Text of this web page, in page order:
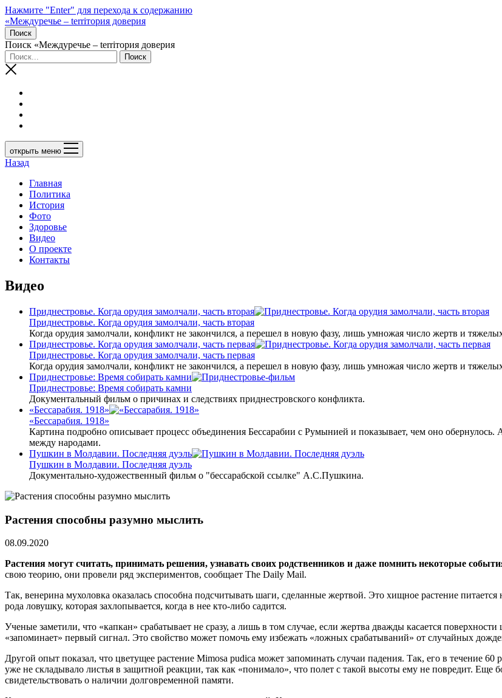
Нажмите "Enter" для перехода к содержанию
«Междуречье – terriтория доверия
Поиск
Поиск «Междуречье – terriтория доверия
открыть меню
Назад
Главная
Политика
История
Фото
Здоровье
Видео
О проекте
Контакты
Видео
Приднестровье. Когда орудия замолчали, часть вторая
Приднестровье. Когда орудия замолчали, часть вторая
Когда орудия замолчали, конфликт не закончился, а перешел в новую фазу, лишь умножая число жертв и
Приднестровье. Когда орудия замолчали, часть первая
Приднестровье. Когда орудия замолчали, часть первая
Когда орудия замолчали, конфликт не закончился, а перешел в новую фазу, лишь умножая число жертв и
Приднестровье: Время собирать камни
Приднестровье: Время собирать камни
Документальный фильм о причинах и следствиях приднестровского конфликта.
«Бессарабия. 1918»
«Бессарабия. 1918»
Картина подробно описывает процесс объединения Бессарабии с Румынией и показывает, чем оно
между народами.
Пушкин в Молдавии. Последняя дуэль
Пушкин в Молдавии. Последняя дуэль
Документально-художественный фильм о "бессарабской ссылке" А.С.Пушкина.
Растения способны разумно мыслить
08.09.2020
Растения могут считать, принимать решения, узнавать своих родственников и даже помнить некоторые
свою теорию, они провели ряд экспериментов, сообщает The Daily Mail.
Так, венерина мухоловка оказалась способна подсчитывать шаги, сделанные жертвой. Это хищное растение
рода ловушку, которая захлопывается, когда в нее кто-либо садится.
Ученые заметили, что «капкан» срабатывает не сразу, а лишь в том случае, если жертва дважды касается
«запоминает» первый сигнал. Это свойство может помочь ему избежать «ложных срабатываний» от случайных
Другой опыт показал, что цветущее растение Mimosa pudica может запоминать случаи падения. Так, его в течение
уже не складывало листья в защитной реакции, так как «понимало», что полет с такой высоты ему не повредит. Еще
свидетельствовать о наличии долговременной памяти.